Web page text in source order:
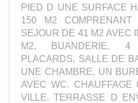
PIED D UNE SURFACE
150 M2
SEJOUR DE 41 M2 AVEC
M2, BUANDERIE, 4
PLACARDS, SALLE DE
UNE CHAMBRE, UN
AVEC WC.
VILLE. TERRASSE D